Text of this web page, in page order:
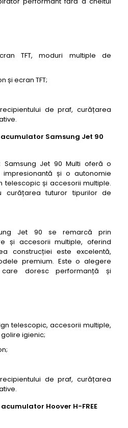
TFT, moduri multiple de
și ecran TFT;
de praf, curățarea
Samsung Jet 90
Samsung Jet 90 Multi oferă o
și o autonomie
telescopic și accesorii multiple.
curățarea tuturor tipurilor de
Jet 90 se remarcă prin
și accesorii multiple, oferind
construcției este excelentă,
premium. Este o alegere
doresc performanță și
telescopic, accesorii multiple,
golire igienic;
de praf, curățarea
Hoover H-FREE